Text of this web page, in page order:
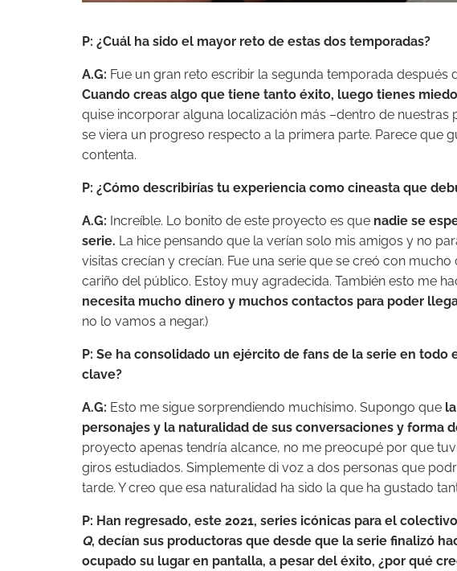
P: ¿Cuál ha sido el mayor reto de estas dos temporadas?
A.G: Fue un gran reto escribir la segunda temporada después
Cuando creas algo que tiene tanto éxito, luego tienes
quise incorporar alguna localización más –dentro de
se viera un progreso respecto a la primera parte. Parece que
contenta.
P: ¿Cómo describirías tu experiencia como cineasta que
A.G: Increíble. Lo bonito de este proyecto es que nadie se
serie. La hice pensando que la verían solo mis amigos y no
visitas crecían y crecían. Fue una serie que se creó con
cariño del público. Estoy muy agradecida. También esto me
necesita mucho dinero y muchos contactos para poder
no lo vamos a negar.)
P: Se ha consolidado un ejército de fans de la serie en todo
clave?
A.G: Esto me sigue sorprendiendo muchísimo. Supongo que
personajes y la naturalidad de sus conversaciones y forma
proyecto apenas tendría alcance, no me preocupé por que
giros estudiados. Simplemente di voz a dos personas que
tarde. Y creo que esa naturalidad ha sido la que ha gustado
P: Han regresado, este 2021, series icónicas para el
Q, decían sus productoras que desde que la serie finalizó
ocupado su lugar en pantalla, a pesar del éxito, ¿por qué